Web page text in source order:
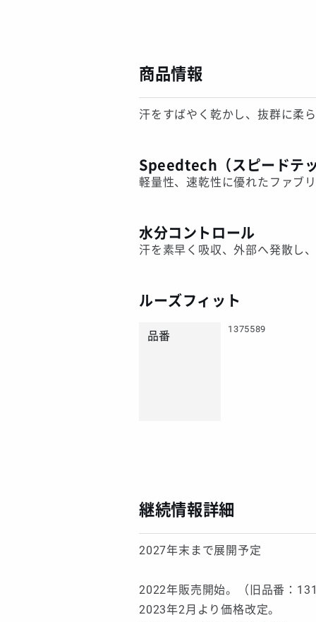
商品情報
汗をすばやく乾かし、抜群に柔
Speedtech（スピードテ
軽量性、速乾性に優れたファブ
水分コントロール
汗を素早く吸収、外部へ発散し
ルーズフィット
品番
1375589
継続情報詳細
2027年末まで展開予定
2022年販売開始。（旧品番：
2023年2月より価格改定。